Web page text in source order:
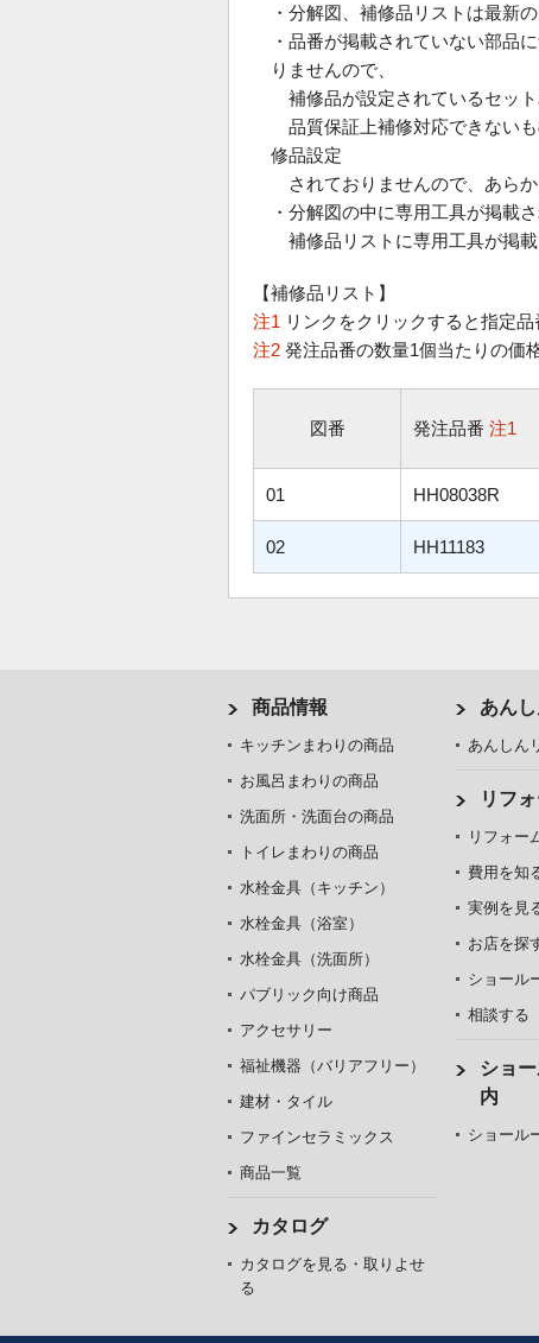
・分解図、補修品リストは最新
・品番が掲載されていない部品
りませんので、
補修品が設定されているセット
品質保証上補修対応できない
修品設定
されておりませんので、あらか
・分解図の中に専用工具が掲載
補修品リストに専用工具が掲載
【補修品リスト】
注1 リンクをクリックすると指定
注2 発注品番の数量1個当たりの価
図番 発注品番 注1
01 HH08038R
02 HH11183
商品情報
キッチンまわりの商品
お風呂まわりの商品
洗面所・洗面台の商品
トイレまわりの商品
水栓金具（キッチン）
水栓金具（浴室）
水栓金具（洗面所）
パブリック向け商品
アクセサリー
福祉機器（バリアフリー）
建材・タイル
ファインセラミックス
商品一覧
カタログ
カタログを見る・取りよせ
る
あん
あんしん
リフ
リフォー
費用を知
実例を見
お店を探
ショール
相談する
ショ
内
ショール